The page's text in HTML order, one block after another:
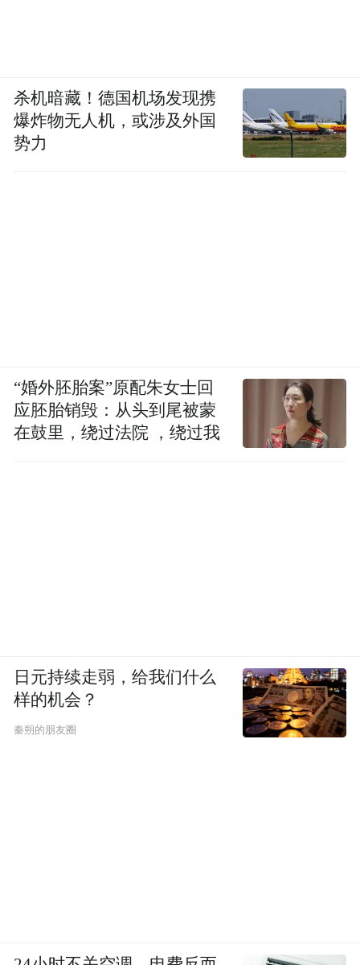
杀机暗藏！德国机场发现携
爆炸物无人机，或涉及外国
势力
“婚外胚胎案”原配朱女士回
应胚胎销毁：从头到尾被蒙
在鼓里，绕过法院 ，绕过我
日元持续走弱，给我们什么
样的机会？
秦朔的朋友圈